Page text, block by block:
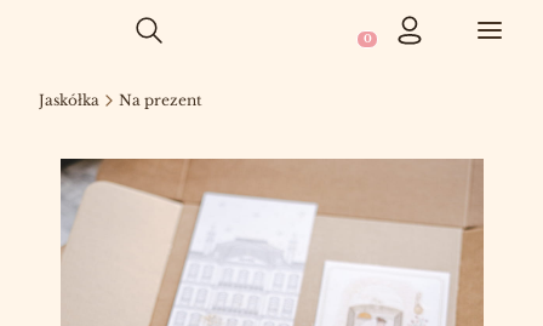
Otwórz wyszukiwarkę Produkty w koszyku:
Jaskółka Na prezent